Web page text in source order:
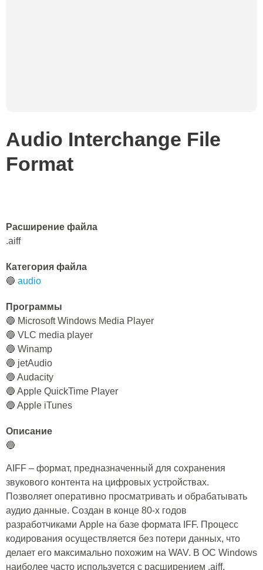
Audio Interchange File
Format
Расширение файла
.aiff
Категория файла
🔵 audio
Программы
🔵 Microsoft Windows Media Player
🔵 VLC media player
🔵 Winamp
🔵 jetAudio
🔵 Audacity
🔵 Apple QuickTime Player
🔵 Apple iTunes
Описание
🔵
AIFF – формат, предназначенный для сохранения
звукового контента на цифровых устройствах.
Позволяет оперативно просматривать и обрабатывать
аудио данные. Создан в конце 80-х годов
разработчиками Apple на базе формата IFF. Процесс
кодирования осуществляется без потери данных, что
делает его максимально похожим на WAV. В ОС Windows
наиболее часто используется с расширением .aiff.